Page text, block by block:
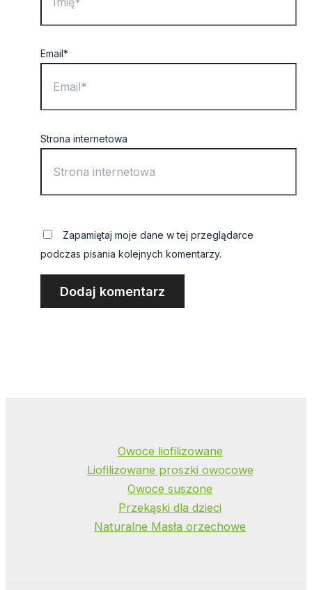
Email*
Strona internetowa
Zapamiętaj moje dane w tej przeglądarce
podczas pisania kolejnych komentarzy.
Owoce liofilizowane
Liofilizowane proszki owocowe
Owoce suszone
Przekąski dla dzieci
Naturalne Masła orzechowe